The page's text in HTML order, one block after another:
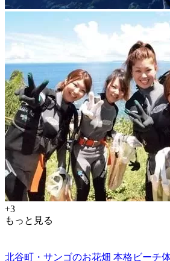
+3
もっと見る
北谷町・サンゴのお花畑 本格ビーチ